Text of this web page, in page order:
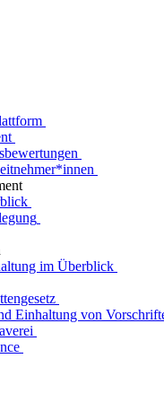
im Überblick
Einhaltung von